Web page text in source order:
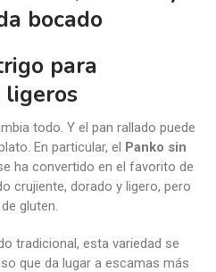
bocado
para
ligeros
todo. Y el pan rallado puede
En particular, el Panko sin
ha convertido en el favorito de
crujiente, dorado y ligero, pero
gluten.
tradicional, esta variedad se
que da lugar a escamas más